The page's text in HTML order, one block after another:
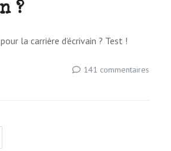
?
la car­rière d’é­cri­vain ? Test !
141 commentairessur